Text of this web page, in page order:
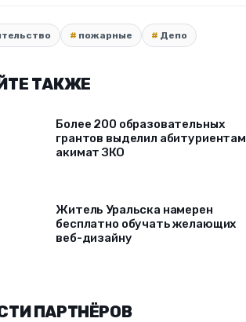
пожарные Депо
ТАКЖЕ
Более 200 образовательных
грантов выделил абитуриентам
акимат ЗКО
Житель Уральска намерен
бесплатно обучать желающих
веб-дизайну
ПАРТНЁРОВ